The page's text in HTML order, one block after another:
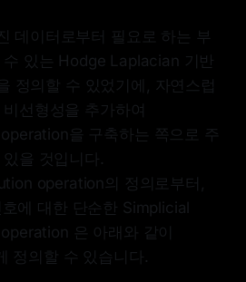
데이터로부터 필요로 하는 부
수 있는 Hodge Laplacian 기반
정의할 수 있었기에, 자연스럽
선형성을 추가하여
을 구축하는 쪽으로 주
을 것입니다.
operation의 정의로부터,
에 대한 단순한 Simplicial
은 아래와 같이
정의할 수 있습니다.